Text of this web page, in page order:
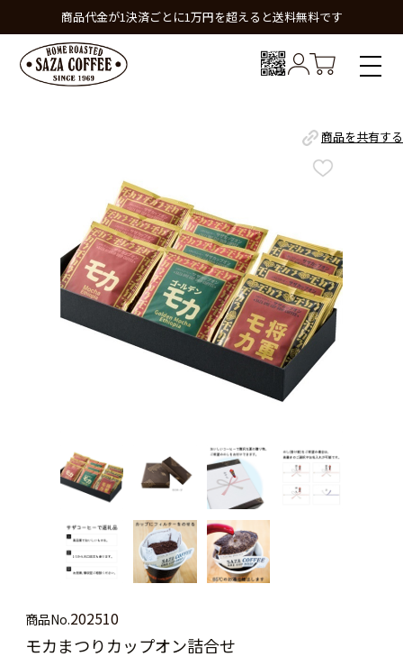
商品代金が1決済ごとに1万円を超えると送料無料です
商品を共有する
商品No.202510
モカまつりカップオン詰合せ